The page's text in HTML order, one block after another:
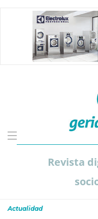
Revista
Actualidad